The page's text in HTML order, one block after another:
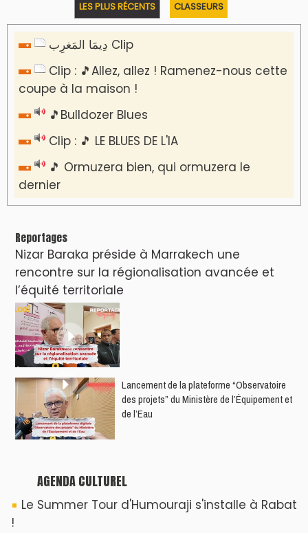
LES PLUS RÉCENTS CLASSEURS
دِيمَا المَغرِب Clip
Clip : 🎵Allez, allez ! Ramenez-nous cette
coupe à la maison !
🎵Bulldozer Blues
Clip : 🎵 LE BLUES DE L'IA
🎵 Ormuzera bien, qui ormuzera le
dernier
Reportages
Nizar Baraka préside à Marrakech une
rencontre sur la régionalisation avancée et
l’équité territoriale
​Lancement de la plateforme “Observatoire
des projets” du Ministère de l’Équipement et
de l’Eau
AGENDA CULTUREL
Le Summer Tour d'Humouraji s'installe à Rabat
!